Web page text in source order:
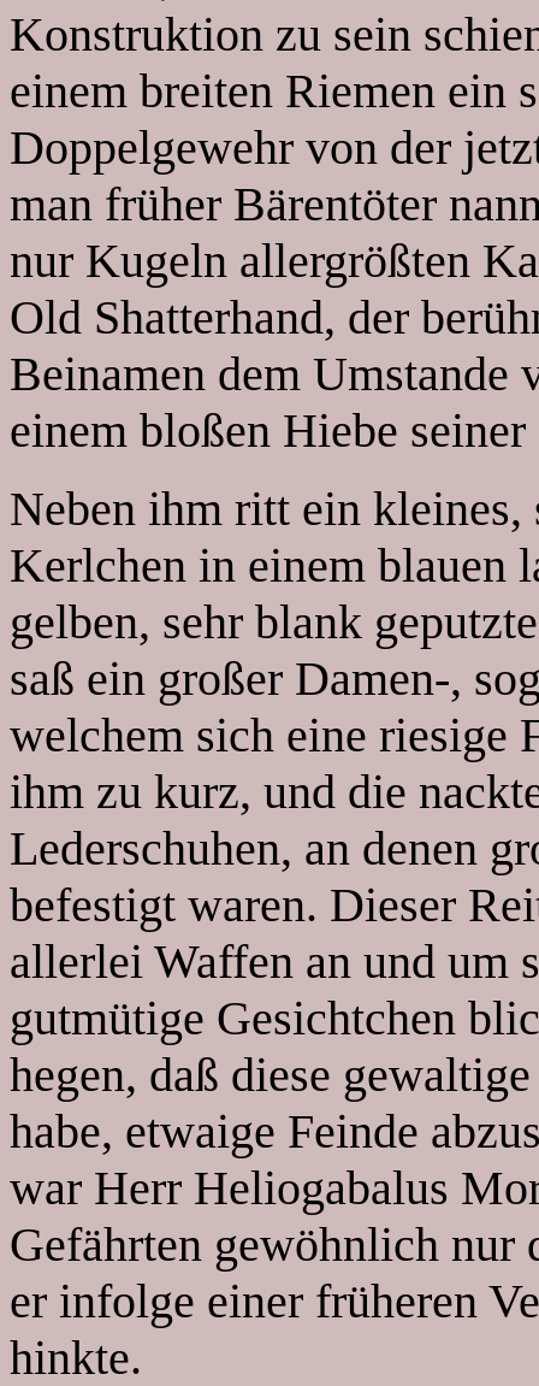
Konstruktion zu sein
einem breiten Riemen ein
Doppelgewehr von der
man früher Bärentöter
nur Kugeln allergrößten
Old Shatterhand, der
Beinamen dem Umstande
einem bloßen Hiebe
Neben ihm ritt ein kleines,
Kerlchen in einem blauen
gelben, sehr blank
saß ein großer Damen-,
welchem sich eine riesige
ihm zu kurz, und die
Lederschuhen, an denen
befestigt waren. Dieser
allerlei Waffen an und um
gutmütige Gesichtchen
hegen, daß diese
habe, etwaige Feinde
war Herr Heliogabalus
Gefährten gewöhnlich nur
er infolge einer früheren
hinkte.